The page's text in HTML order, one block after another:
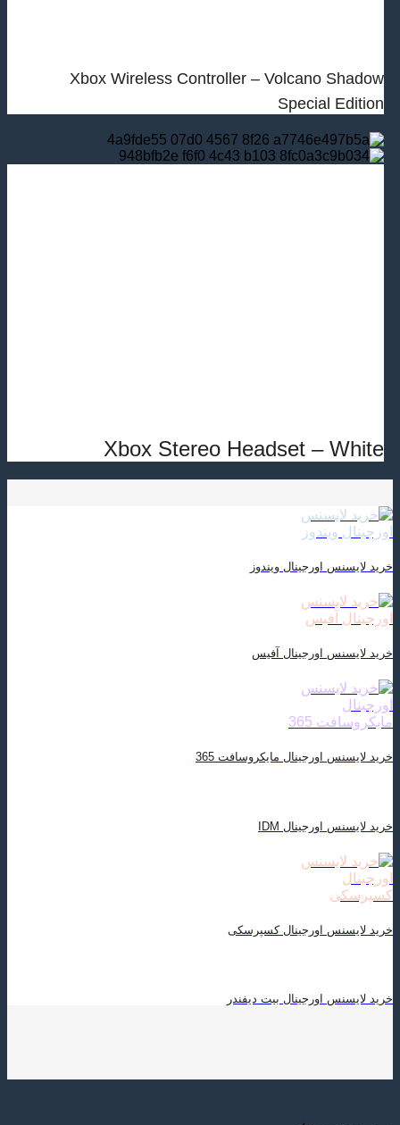
Xbox Wireless Controller – Volcano Shadow
Special Edition
Xbox Stereo Headset – White
خرید لایسنس اورجینال ویندوز
خرید لایسنس اورجینال آفیس
خرید لایسنس اورجینال مایکروسافت 365
خرید لایسنس اورجینال IDM
خرید لایسنس اورجینال کسپرسکی
خرید لایسنس اورجینال بیت دیفندر